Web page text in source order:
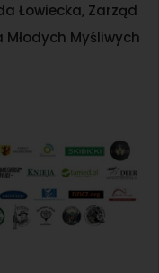
Łowiecka, Zarząd
Młodych Myśliwych